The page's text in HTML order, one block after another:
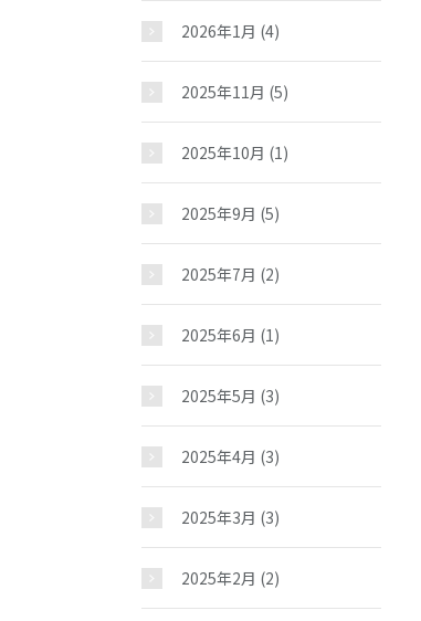
お問い合わせ
2026年1月 (4)
2025年11月 (5)
2025年10月 (1)
2025年9月 (5)
2025年7月 (2)
2025年6月 (1)
2025年5月 (3)
2025年4月 (3)
2025年3月 (3)
2025年2月 (2)